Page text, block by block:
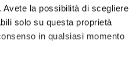
la possibilità di scegliere
solo su questa proprietà
in qualsiasi momento